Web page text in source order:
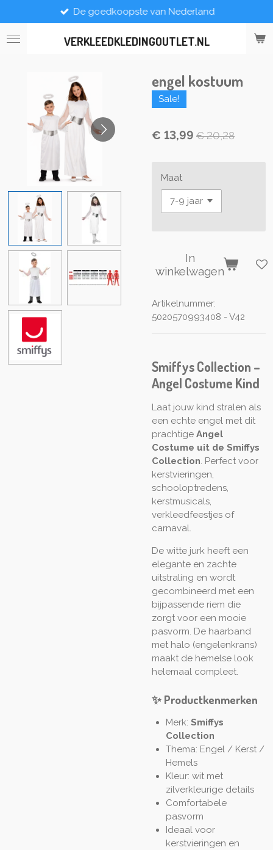
direct
naar
VERKLEEDKLEDINGOUTLET.NL
De goedkoopste van Nederland
engel kostuum
Sale!
€ 13,99 € 20,28
Maat
In
winkelwagen
Artikelnummer:
5020570993408 - V42
Smiffys Collection –
Angel Costume Kind
Laat jouw kind stralen als
een echte engel met dit
prachtige Angel
Costume uit de Smiffys
Collection. Perfect voor
kerstvieringen,
schooloptredens,
kerstmusicals,
verkleedfeestjes of
carnaval.
De witte jurk heeft een
elegante en zachte
uitstraling en wordt
gecombineerd met een
bijpassende riem die
zorgt voor een mooie
pasvorm. De haarband
met halo (engelenkrans)
maakt de hemelse look
helemaal compleet.
✨ Productkenmerken
Merk: Smiffys
Collection
Thema: Engel / Kerst /
Hemels
Kleur: wit met
zilverkleurige details
Comfortabele
pasvorm
Ideaal voor
kerstvieringen en